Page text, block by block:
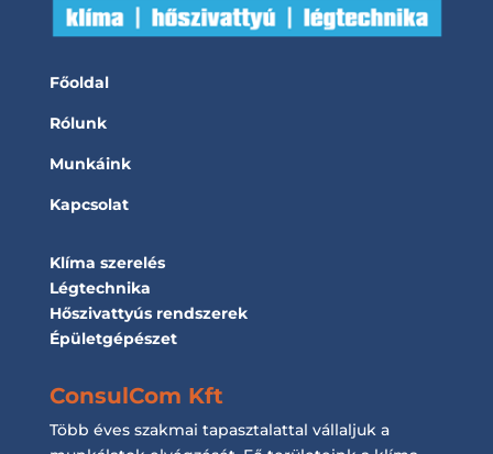
Főoldal
Rólunk
Munkáink
Kapcsolat
Klíma szerelés
Légtechnika
Hőszivattyús rendszerek
Épületgépészet
ConsulCom Kft
Több éves szakmai tapasztalattal vállaljuk a